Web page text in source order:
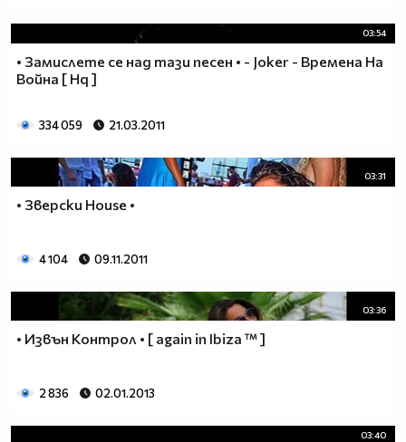
03:54
• Замислете се над тази песен • - Joker - Времена На
Война [ Hq ]
334 059 21.03.2011
03:31
• Зверски House •
4 104 09.11.2011
03:36
• Извън Контрол • [ again in Ibiza ™ ]
2 836 02.01.2013
03:40